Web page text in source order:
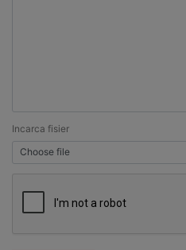
Incarca fisier
Choose file